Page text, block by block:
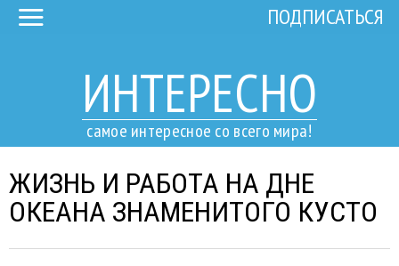
ИНТЕРЕСНО
самое интересное со всего мира!
ПОДПИСАТЬСЯ
ЖИЗНЬ И РАБОТА НА ДНЕ
ОКЕАНА ЗНАМЕНИТОГО КУСТО